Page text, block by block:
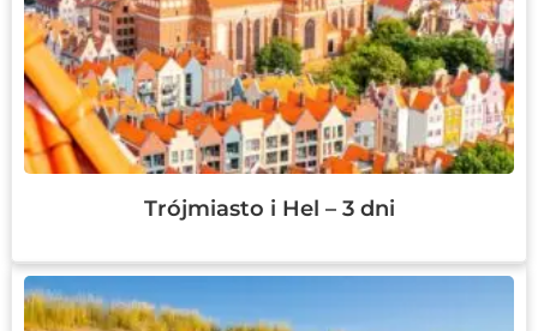
Trójmiasto i Hel – 3 dni